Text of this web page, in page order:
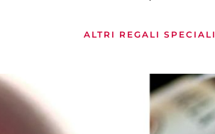
ALTRI REGALI SPECIALI